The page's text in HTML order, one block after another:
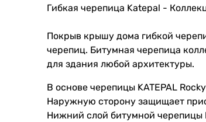
Гибкая черепица Katepal -
Покрыв крышу дома гибкой
черепиц. Битумная черепица
для здания любой архитектуры.
В основе черепицы KATEPAL
Наружную сторону защищает
Нижний слой битумной черепицы